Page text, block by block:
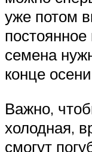
уже потом
семена
конце
Важно,
холодная,
смогут